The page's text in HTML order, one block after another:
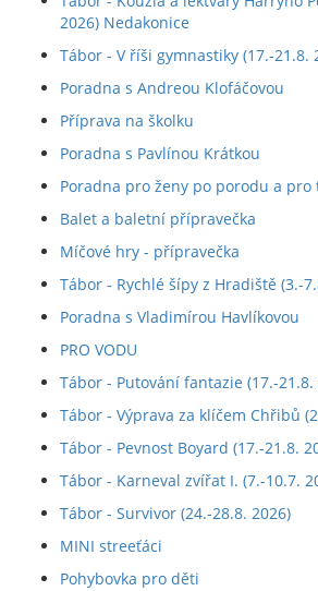
2026) Nedakonice
Tábor - V říši gymnastiky (17.-21.8.
Poradna s Andreou Klofáčovou
Příprava na školku
Poradna s Pavlínou Krátkou
Poradna pro ženy po porodu a pro
Balet a baletní přípravečka
Míčové hry - přípravečka
Tábor - Rychlé šípy z Hradiště (3.-
Poradna s Vladimírou Havlíkovou
PRO VODU
Tábor - Putování fantazie (17.-21.8.
Tábor - Výprava za klíčem Chřibů
Tábor - Pevnost Boyard (17.-21.8.
Tábor - Karneval zvířat I. (7.-10.7.
Tábor - Survivor (24.-28.8. 2026)
MINI streeťáci
Pohybovka pro děti